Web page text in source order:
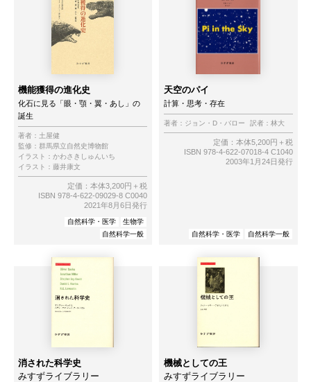
機能獲得の進化史
化石に見る「眼・顎・翼・あし」の
誕生
著者： 土屋健
監修： 群馬県立自然史博物館
イラスト： かわさきしゅんいち
イラスト： 藤井康文
定価：本体3,200円＋税
ISBN 978-4-622-09029-8 C0040
2021年8月6日発行
自然科学・医学
生物学
自然科学一般
天空のパイ
計算・思考・存在
著者： ジョン・D・バロー 訳者： 林大
定価：本体5,200円＋税
ISBN 978-4-622-07018-4 C1040
2003年1月24日発行
自然科学・医学 自然科学一般
消された科学史
みすずライブラリー
機械としての王
みすずライブラリー